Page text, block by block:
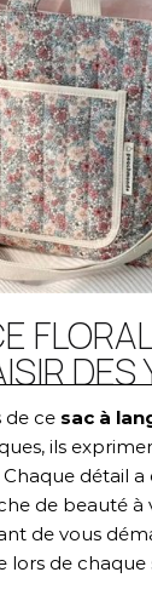
DES
de ce sac à
ils
Chaque détail
de beauté à
de vous
lors de chaque